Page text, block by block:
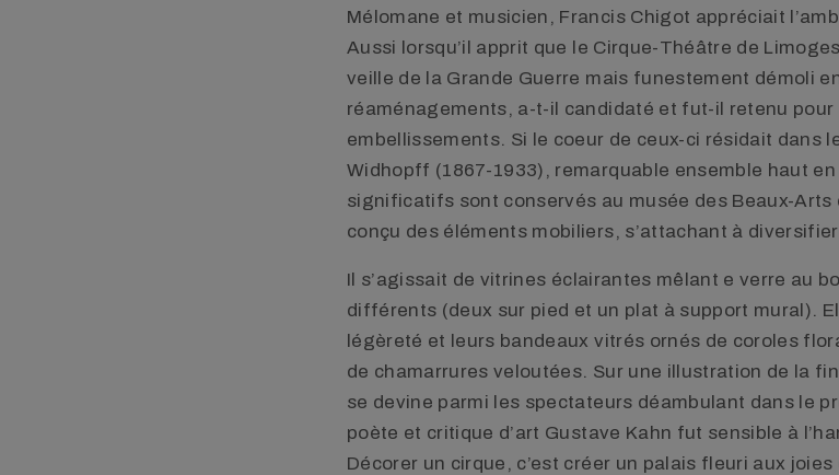
Mélomane et musicien, Francis Chigot appréciait
Aussi lorsqu’il apprit que le Cirque-Théâtre de
veille de la Grande Guerre mais funestement démoli
réaménagements, a-t-il candidaté et fut-il retenu pour
embellissements. Si le coeur de ceux-ci résidait dans
Widhopff (1867-1933), remarquable ensemble haut
significatifs sont conservés au musée des Beaux-Arts
conçu des éléments mobiliers, s’attachant à
Il s’agissait de vitrines éclairantes mêlant e verre au
différents (deux sur pied et un plat à support mural).
légèreté et leurs bandeaux vitrés ornés de coroles
de chamarrures veloutées. Sur une illustration de la
se devine parmi les spectateurs déambulant dans le
poète et critique d’art Gustave Kahn fut sensible à
Décorer un cirque, c’est créer un palais fleuri aux